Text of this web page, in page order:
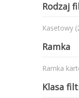
Rodzaj
Kasetowy
Ramka
Ramka
Klasa